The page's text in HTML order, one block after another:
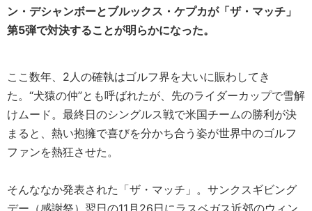
ン・デシャンボーとブルックス・ケプカが「ザ・マッチ」
第5弾で対決することが明らかになった。
ここ数年、2人の確執はゴルフ界を大いに賑わしてき
た。“犬猿の仲”とも呼ばれたが、先のライダーカップで雪解
けムード。最終日のシングルス戦で米国チームの勝利が決
まると、熱い抱擁で喜びを分かち合う姿が世界中のゴルフ
ファンを熱狂させた。
そんななか発表された「ザ・マッチ」。サンクスギビング
デー（感謝祭）翌日の11月26日にラスベガス近郊のウィン